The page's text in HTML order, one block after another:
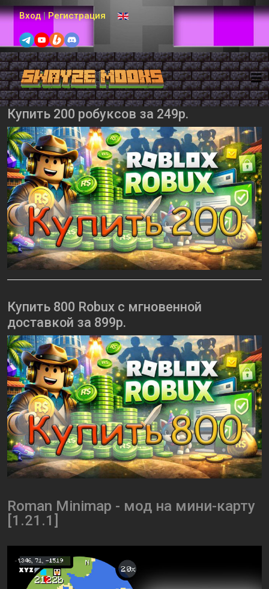
Вход | Регистрация Выберите язык
Купить 200 робуксов за 249р.
Купить 800 Robux с мгновенной
доставкой за 899р.
Roman Minimap - мод на мини-карту
[1.21.1]